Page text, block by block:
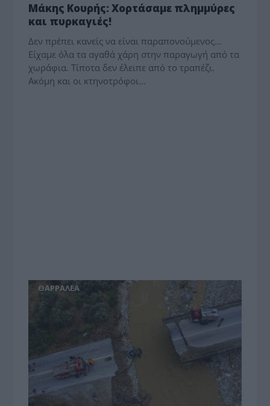
Μάκης Κουρής: Χορτάσαμε πλημμύρες
και πυρκαγιές!
Δεν πρέπει κανείς να είναι παραπονούμενος…
Είχαμε όλα τα αγαθά χάρη στην παραγωγή από τα
χωράφια. Τίποτα δεν έλειπε από το τραπέζι.
Ακόμη και οι κτηνοτρόφοι…
ΘΑΡΡΑΛΕΑ